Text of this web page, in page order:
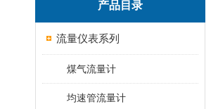
产品目录
流量仪表系列
煤气流量计
均速管流量计